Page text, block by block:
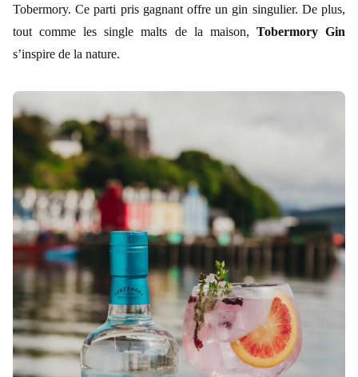
Tobermory. Ce parti pris gagnant offre un gin singulier. De plus,
tout comme les single malts de la maison, Tobermory Gin
s’inspire de la nature.